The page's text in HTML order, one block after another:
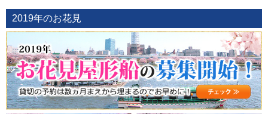
2019年のお花見